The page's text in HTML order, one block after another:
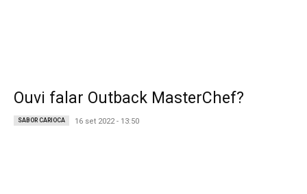
Ouvi falar Outback MasterChef?
SABOR CARIOCA 16 set 2022 - 13:50